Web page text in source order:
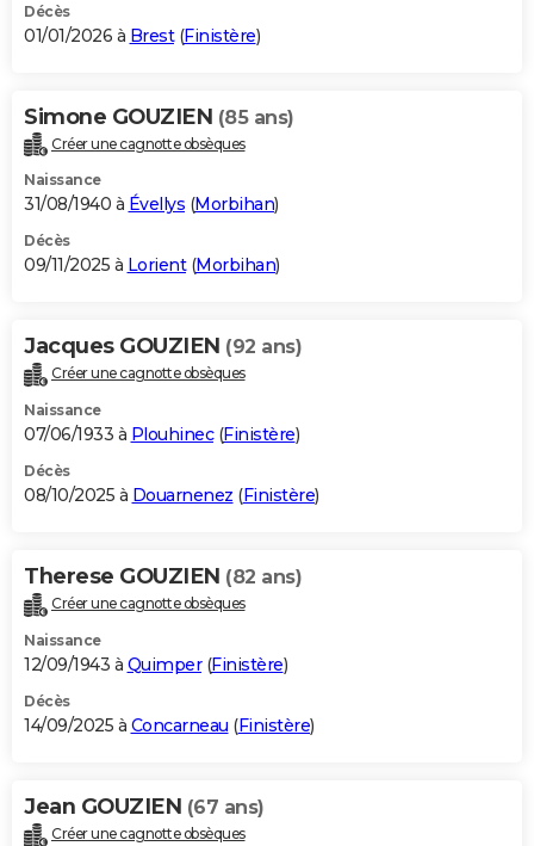
Décès
01/01/2026 à Brest(Finistère)
Simone GOUZIEN (85 ans)
Créer une cagnotte obsèques
Naissance
31/08/1940 à Évellys (Morbihan)
Décès
09/11/2025 à Lorient(Morbihan)
Jacques GOUZIEN (92 ans)
Créer une cagnotte obsèques
Naissance
07/06/1933 à Plouhinec(Finistère)
Décès
08/10/2025 à Douarnenez (Finistère)
Therese GOUZIEN (82 ans)
Créer une cagnotte obsèques
Naissance
12/09/1943 à Quimper(Finistère)
Décès
14/09/2025 à Concarneau (Finistère)
Jean GOUZIEN (67 ans)
Créer une cagnotte obsèques